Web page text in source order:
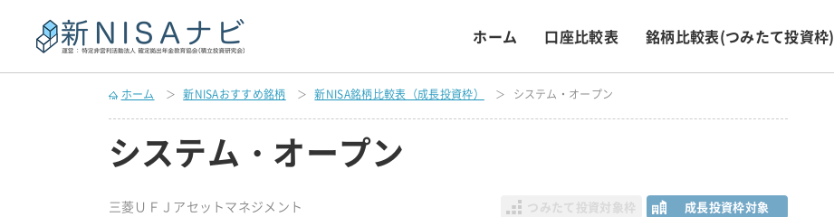
ホーム 口座比較表 銘柄比較表(つみたて投資枠)
ホーム 新NISAおすすめ銘柄 新NISA銘柄比較表（成長投資枠） システム・オープン
システム・オープン
三菱ＵＦＪアセットマネジメント
つみたて投資対象枠 成長投資枠対象